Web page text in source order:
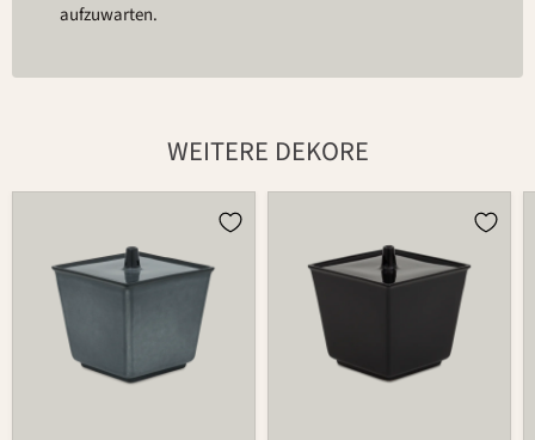
aufzuwarten.
WEITERE DEKORE